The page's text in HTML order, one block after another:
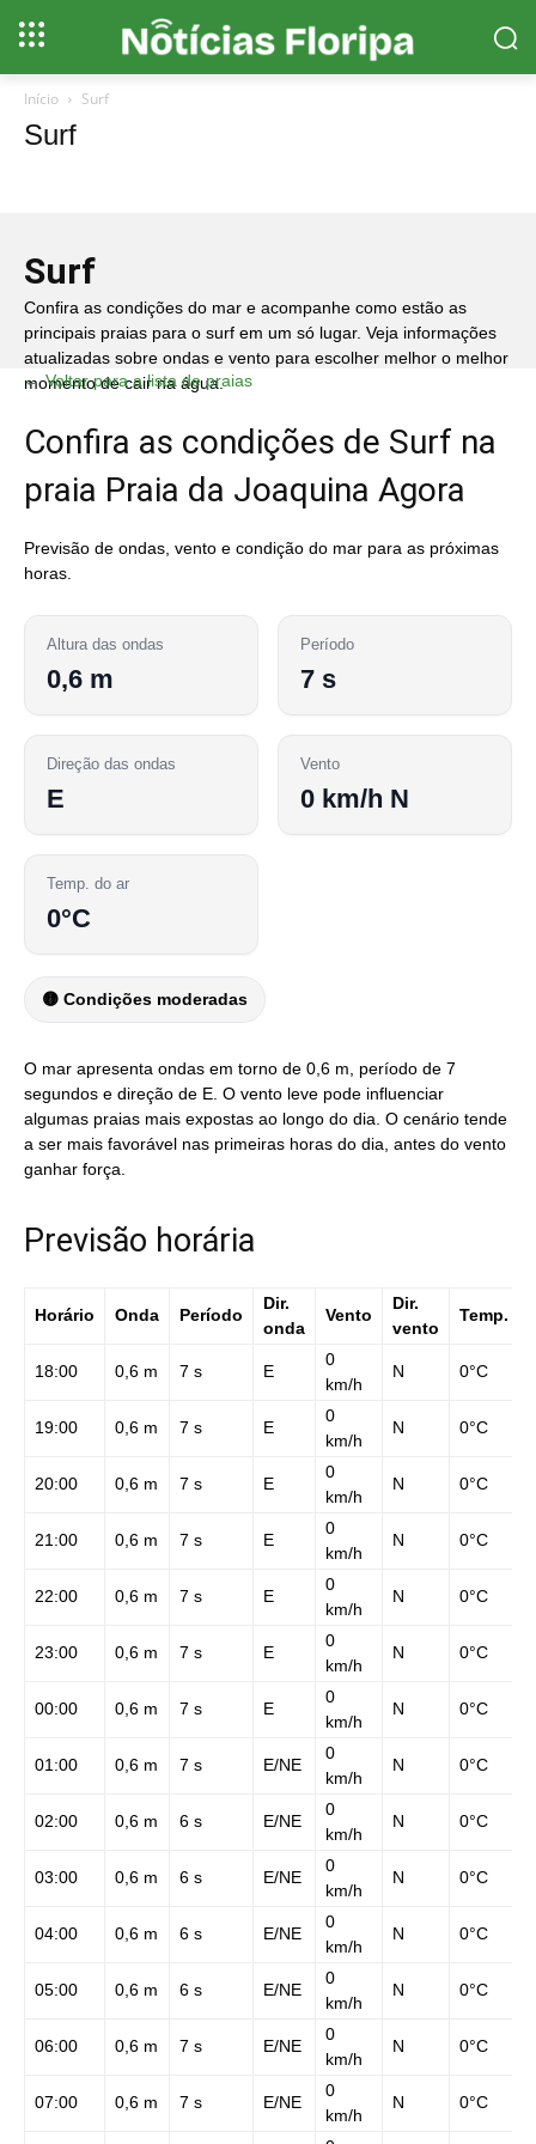
Início Surf
Surf
Surf
Confira as condições do mar e acompanhe como estão as
principais praias para o surf em um só lugar. Veja informações
atualizadas sobre ondas e vento para escolher melhor o melhor
momento de cair na água.
← Voltar para a lista de praias
Confira as condições de Surf na
praia Praia da Joaquina Agora
Previsão de ondas, vento e condição do mar para as próximas
horas.
Altura das ondas
0,6 m
Período
7 s
Direção das ondas
E
Vento
0 km/h N
Temp. do ar
0°C
🟡 Condições moderadas
O mar apresenta ondas em torno de 0,6 m, período de 7
segundos e direção de E. O vento leve pode influenciar
algumas praias mais expostas ao longo do dia. O cenário tende
a ser mais favorável nas primeiras horas do dia, antes do vento
ganhar força.
Previsão horária
Horário Onda Período
Dir.
onda
Vento
Dir.
vento
Temp.
18:00 0,6 m 7 s E
0
km/h
N 0°C
19:00 0,6 m 7 s E
0
km/h
N 0°C
20:00 0,6 m 7 s E
0
km/h
N 0°C
21:00 0,6 m 7 s E
0
km/h
N 0°C
22:00 0,6 m 7 s E
0
km/h
N 0°C
23:00 0,6 m 7 s E
0
km/h
N 0°C
00:00 0,6 m 7 s E
0
km/h
N 0°C
01:00 0,6 m 7 s E/NE
0
km/h
N 0°C
02:00 0,6 m 6 s E/NE
0
km/h
N 0°C
03:00 0,6 m 6 s E/NE
0
km/h
N 0°C
04:00 0,6 m 6 s E/NE
0
km/h
N 0°C
05:00 0,6 m 6 s E/NE
0
km/h
N 0°C
06:00 0,6 m 7 s E/NE
0
km/h
N 0°C
07:00 0,6 m 7 s E/NE
0
km/h
N 0°C